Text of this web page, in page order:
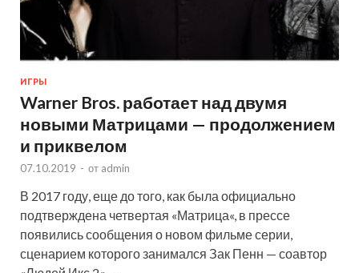
ИГРЫ
Warner Bros. работает над двумя
новыми Матрицами — продолжением
и приквелом
07.10.2019 - от admin
В 2017 году, еще до того, как была официально
подтверждена четвертая «Матрица«, в прессе
появились сообщения о новом фильме серии,
сценарием которого занимался Зак Пенн — соавтор